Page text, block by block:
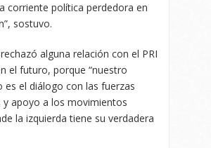
corriente política perdedora en
sostuvo.
alguna relación con el PRI
el futuro, porque “nuestro
es el diálogo con las fuerzas
y apoyo a los movimientos
la izquierda tiene su verdadera